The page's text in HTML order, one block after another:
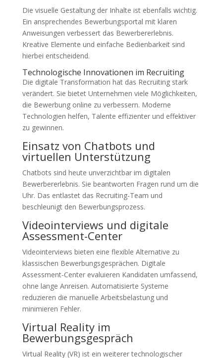
Die visuelle Gestaltung der Inhalte ist ebenfalls wichtig.
Ein ansprechendes Bewerbungsportal mit klaren
Anweisungen verbessert das Bewerbererlebnis.
Kreative Elemente und einfache Bedienbarkeit sind
hierbei entscheidend.
Technologische Innovationen im Recruiting
Die digitale Transformation hat das Recruiting stark
verändert. Sie bietet Unternehmen viele Möglichkeiten,
die Bewerbung online zu verbessern. Moderne
Technologien helfen, Talente effizienter und effektiver
zu gewinnen.
Einsatz von Chatbots und
virtuellen Unterstützung
Chatbots sind heute unverzichtbar im digitalen
Bewerbererlebnis. Sie beantworten Fragen rund um die
Uhr. Das entlastet das Recruiting-Team und
beschleunigt den Bewerbungsprozess.
Videointerviews und digitale
Assessment-Center
Videointerviews bieten eine flexible Alternative zu
klassischen Bewerbungsgesprächen. Digitale
Assessment-Center evaluieren Kandidaten umfassend,
ohne lange Anreisen. Automatisierte Systeme
reduzieren die manuelle Arbeitsbelastung und
minimieren Fehler.
Virtual Reality im
Bewerbungsgespräch
Virtual Reality (VR) ist ein weiterer technologischer